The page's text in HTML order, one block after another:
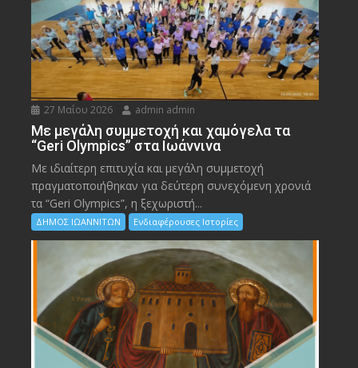
27 Μαΐου 2026 admin admin
Με μεγάλη συμμετοχή και χαμόγελα τα
“Geri Olympics” στα Ιωάννινα
Με ιδιαίτερη επιτυχία και μεγάλη συμμετοχή
πραγματοποιήθηκαν για δεύτερη συνεχόμενη χρονιά
τα “Geri Olympics”, η ξεχωριστή...
ΔΗΜΟΣ ΙΩΑΝΝΙΤΩΝ Ενδιαφέρουσες Ιστορίες